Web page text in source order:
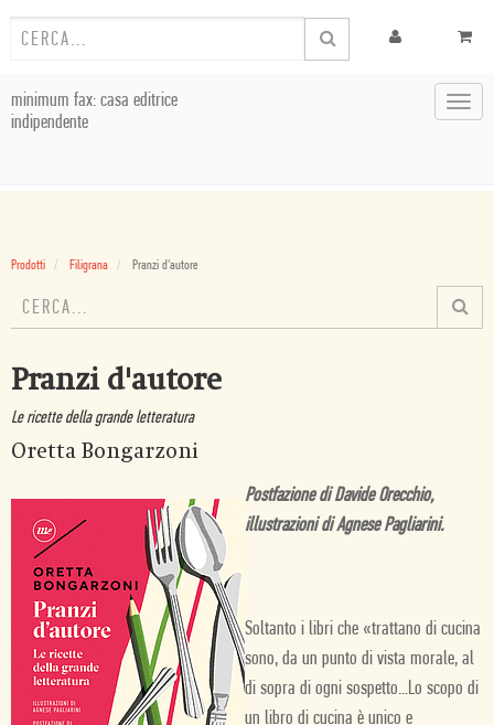
minimum fax: casa editrice
indipendente
Prodotti Filigrana Pranzi d'autore
Pranzi d'autore
Le ricette della grande letteratura
Oretta Bongarzoni
Postfazione di Davide Orecchio,
illustrazioni di Agnese Pagliarini.
Soltanto i libri che «trattano di cucina
sono, da un punto di vista morale, al
di sopra di ogni sospetto...Lo scopo di
un libro di cucina è unico e